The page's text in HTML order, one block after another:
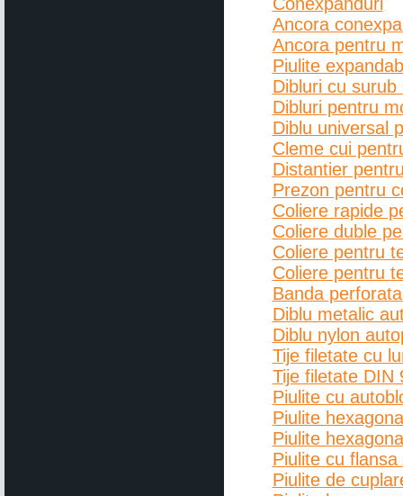
Ancora
Ancora pentru
Piulite
Dibluri cu
Dibluri pentru
Diblu universal
Cleme cui
Distantier
Prezon pentru
Coliere rapide
Coliere duble
Coliere pentru
Coliere pentru
Banda
Diblu metalic
Diblu nylon
Tije filetate cu
Tije filetate DIN
Piulite cu
Piulite
Piulite
Piulite cu
Piulite de